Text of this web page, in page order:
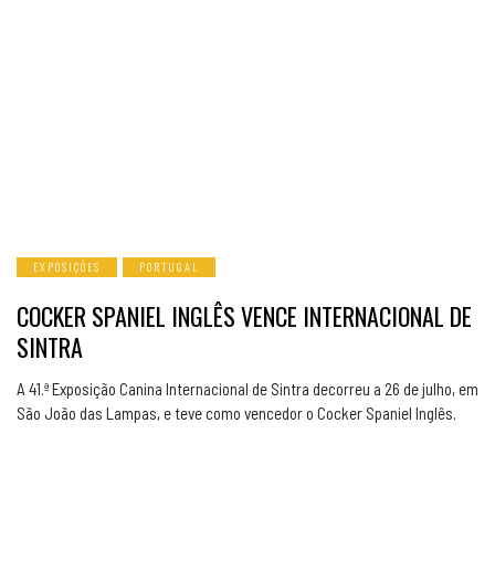
EXPOSIÇÕES PORTUGAL
COCKER SPANIEL INGLÊS VENCE INTERNACIONAL DE
SINTRA
A 41.ª Exposição Canina Internacional de Sintra decorreu a 26 de julho, em
São João das Lampas, e teve como vencedor o Cocker Spaniel Inglês.